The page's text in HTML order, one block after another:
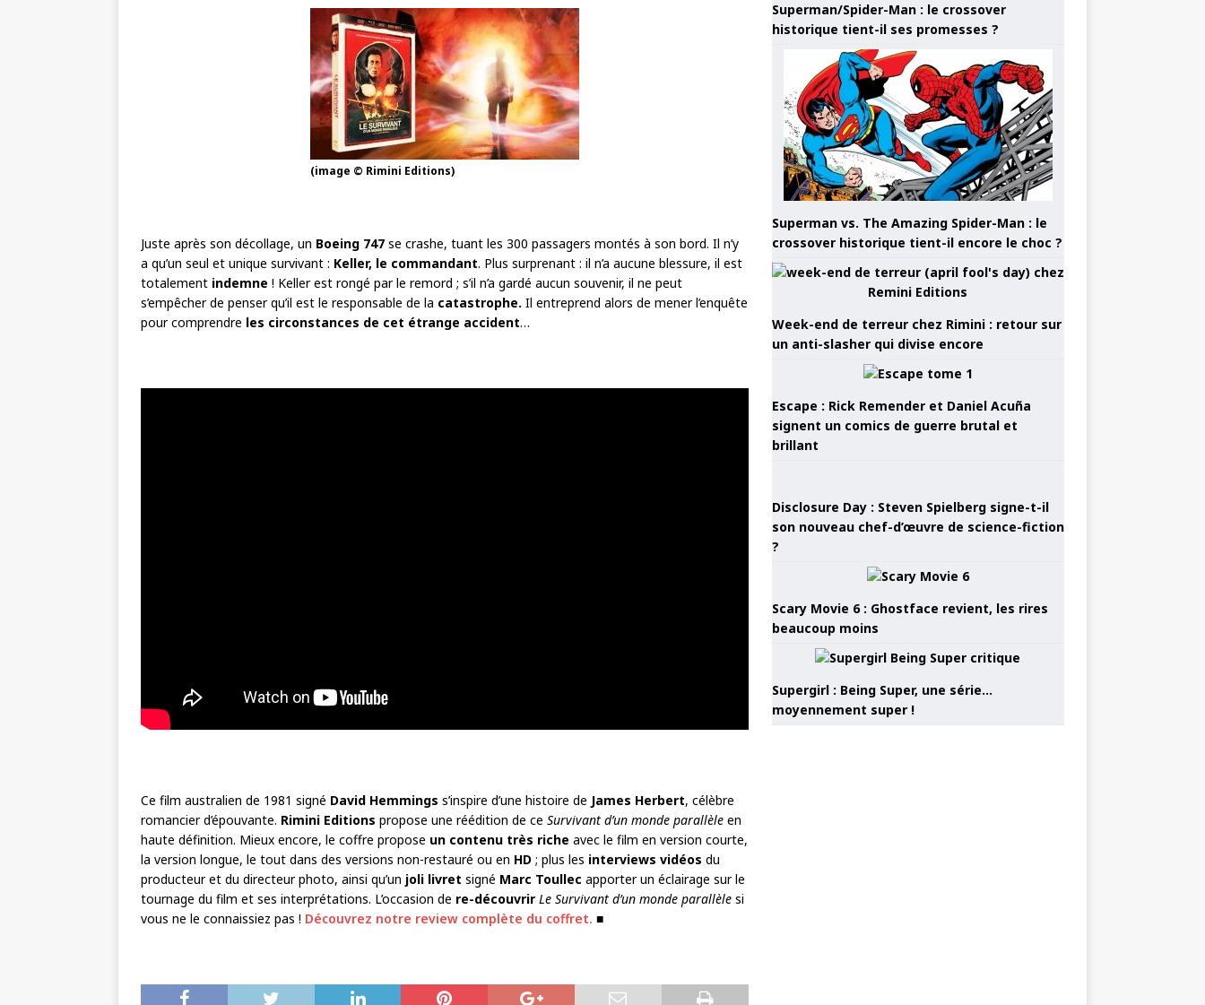
(image © Rimini Editions)
Juste après son décollage, un Boeing 747 se crashe, tuant les 300 passagers montés à son bord. Il n’y
a qu’un seul et unique survivant : Keller, le commandant. Plus surprenant : il n’a aucune blessure, il est
totalement indemne ! Keller est rongé par le remord ; s’il n’a gardé aucun souvenir, il ne peut
s’empêcher de penser qu’il est le responsable de la catastrophe. Il entreprend alors de mener l’enquête
pour comprendre les circonstances de cet étrange accident…
Ce film australien de 1981 signé David Hemmings s’inspire d’une histoire de James Herbert, célèbre
romancier d’épouvante. Rimini Editions propose une réédition de ce Survivant d’un monde parallèle en
haute définition. Mieux encore, le coffre propose un contenu très riche avec le film en version courte,
la version longue, le tout dans des versions non-restauré ou en HD ; plus les interviews vidéos du
producteur et du directeur photo, ainsi qu’un joli livret signé Marc Toullec apporter un éclairage sur le
tournage du film et ses interprétations. L’occasion de re-découvrir Le Survivant d’un monde parallèle si
vous ne le connaissiez pas ! Découvrez notre review complète du coffret. ■
Superman/Spider-Man : le crossover
historique tient-il ses promesses ?
Superman vs. The Amazing Spider-Man : le
crossover historique tient-il encore le choc ?
Week-end de terreur chez Rimini : retour sur
un anti-slasher qui divise encore
Escape : Rick Remender et Daniel Acuña
signent un comics de guerre brutal et
brillant
Disclosure Day : Steven Spielberg signe-t-il
son nouveau chef-d’œuvre de science-fiction
?
Scary Movie 6 : Ghostface revient, les rires
beaucoup moins
Supergirl : Being Super, une série…
moyennement super !